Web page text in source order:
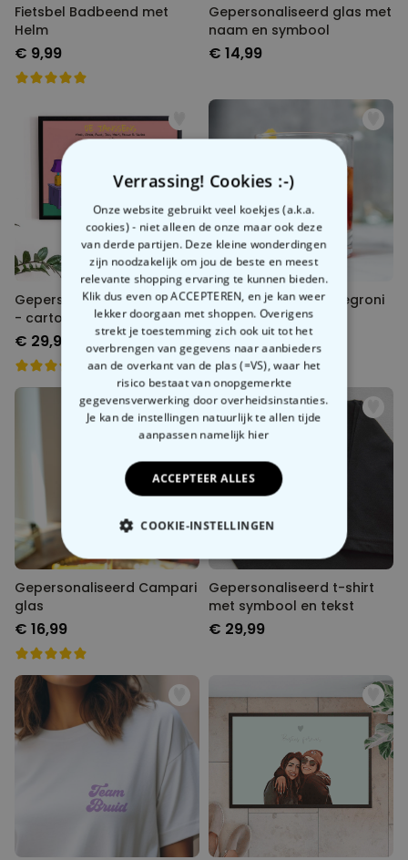
Fietsbel Badbeend met
Helm
€ 9,99
Gepersonaliseerd glas met
naam en symbool
€ 14,99
Gepersonaliseerde poster
- cartoon familie illustratie
€ 29,99
Gepersonaliseerd Negroni
glas
€ 14,99
Gepersonaliseerd Campari
glas
€ 16,99
Gepersonaliseerd t-shirt
met symbool en tekst
€ 29,99
Verrassing! Cookies :-)
Onze website gebruikt veel koekjes (a.k.a.
cookies) - niet alleen de onze maar ook deze
van derde partijen. Deze kleine wonderdingen
zijn noodzakelijk om jou de beste en meest
relevante shopping ervaring te kunnen bieden.
Klik dus even op ACCEPTEREN, en je kan weer
lekker doorgaan met shoppen. Overigens
strekt je toestemming zich ook uit tot het
overbrengen van gegevens naar aanbieders
aan de overkant van de plas (=VS), waar het
risico bestaat van onopgemerkte
gegevensverwerking door overheidsinstanties.
Je kan de instellingen natuurlijk te allen tijde
aanpassen namelijk hier
ACCEPTEER ALLES
COOKIE-INSTELLINGEN
NOODZAKELIJK
PERFORMANCE